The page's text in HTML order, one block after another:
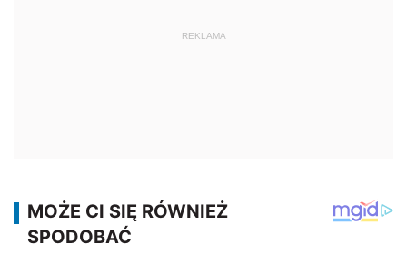
REKLAMA